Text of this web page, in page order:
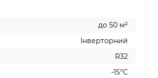
до 50 м²
Інверторний
R32
-15°C